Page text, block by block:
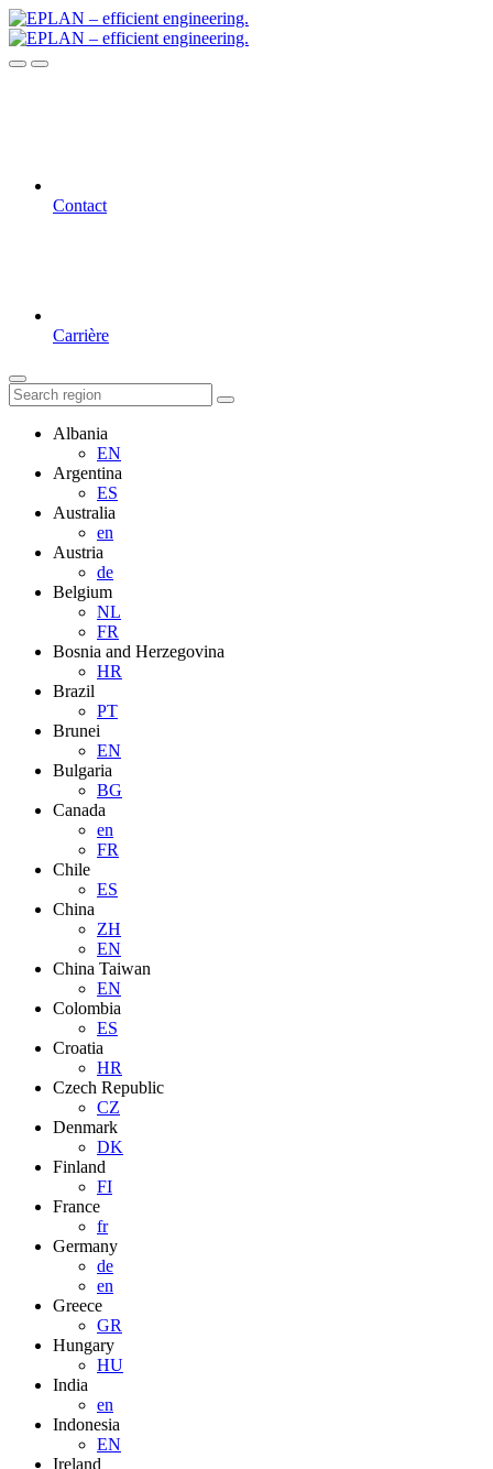
Contact
Carrière
Albania
EN
Argentina
ES
Australia
en
Austria
de
Belgium
NL
FR
Bosnia and Herzegovina
HR
Brazil
PT
Brunei
EN
Bulgaria
BG
Canada
en
FR
Chile
ES
China
ZH
EN
China Taiwan
EN
Colombia
ES
Croatia
HR
Czech Republic
CZ
Denmark
DK
Finland
FI
France
fr
Germany
de
en
Greece
GR
Hungary
HU
India
en
Indonesia
EN
Ireland